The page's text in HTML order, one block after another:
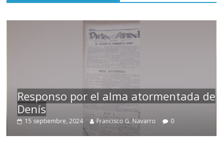
Responso por el alma atormentada de
Denís
15 septiembre, 2024 Francisco G. Navarro 0